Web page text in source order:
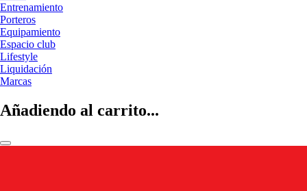
Entrenamiento
Porteros
Equipamiento
Espacio club
Lifestyle
Liquidación
Marcas
Añadiendo al carrito...